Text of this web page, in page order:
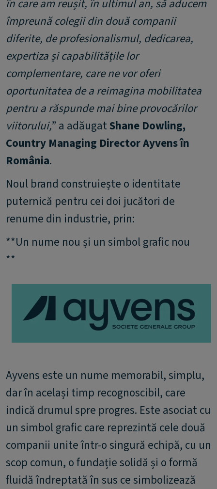
în care am reușit, în ultimul an, să aducem
împreună colegii din două companii
diferite, de profesionalismul, dedicarea,
expertiza și capabilitățile lor
complementare, care ne vor oferi
oportunitatea de a reimagina mobilitatea
pentru a răspunde mai bine provocărilor
viitorului,” a adăugatShane Dowling,
Country Managing Director Ayvens în
România.
Noul brand construiește o identitate
puternică pentru cei doi jucători de
renume din industrie, prin:
**Un nume nou și un simbol grafic nou
**
Ayvens este un nume memorabil, simplu,
dar în același timp recognoscibil, care
indică drumul spre progres. Este asociat cu
un simbol grafic care reprezintă cele două
companii unite într-o singură echipă, cu un
scop comun, o fundație solidă și o formă
fluidă îndreptată în sus ce simbolizează